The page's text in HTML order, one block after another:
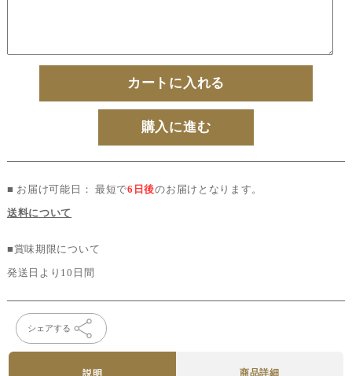
カートに入れる
購入に進む
■ お届け可能日： 最短で6日後のお届けとなります。
送料について
■賞味期限について
発送日より10日間
シェアする
説明 商品詳細